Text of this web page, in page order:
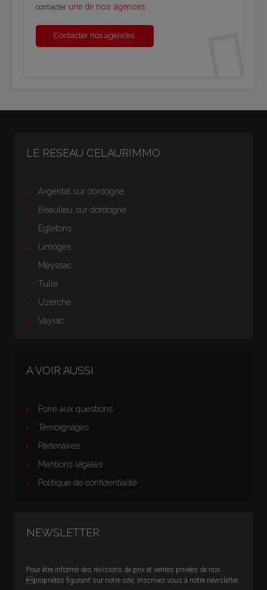
contacter une de nos agences
Contacter nos agences.
LE RESEAU CELAURIMMO
Argentat sur dordogne
Beaulieu sur dordogne
Egletons
Limoges
Meyssac
Tulle
Uzerche
Vayrac
A VOIR AUSSI
Foire aux questions
Témoignages
Partenaires
Mentions légales
Politique de confidentialité
NEWSLETTER
Pour être informé des révisions de prix et ventes privées de nos
propriétés figurant sur notre site, inscrivez vous à notre newsletter.